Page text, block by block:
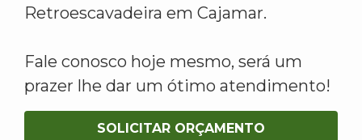
Retroescavadeira em Cajamar.
Fale conosco hoje mesmo, será um
prazer lhe dar um ótimo atendimento!
SOLICITAR ORÇAMENTO